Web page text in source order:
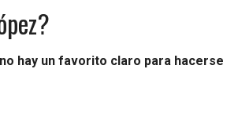
no hay un favorito claro para hacerse